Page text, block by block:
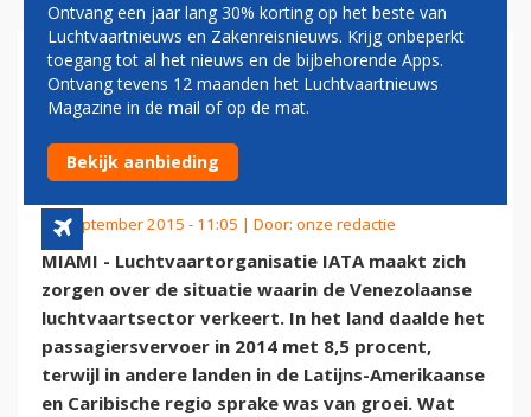
LUCHTVAART VENEZUELA
BLIJFT VER ACHTER IN
LATIJNS-AMERIKA
23 september 2015 - 11:05 | Door: onze redactie
MIAMI - Luchtvaartorganisatie IATA maakt zich
zorgen over de situatie waarin de Venezolaanse
luchtvaartsector verkeert. In het land daalde het
passagiersvervoer in 2014 met 8,5 procent,
terwijl in andere landen in de Latijns-Amerikaanse
en Caribische regio sprake was van groei. Wat
Ontvang een jaar lang 30% korting op het beste van
Luchtvaartnieuws en Zakenreisnieuws. Krijg onbeperkt
toegang tot al het nieuws en de bijbehorende Apps.
Ontvang tevens 12 maanden het Luchtvaartnieuws
Magazine in de mail of op de mat.
Bekijk aanbieding